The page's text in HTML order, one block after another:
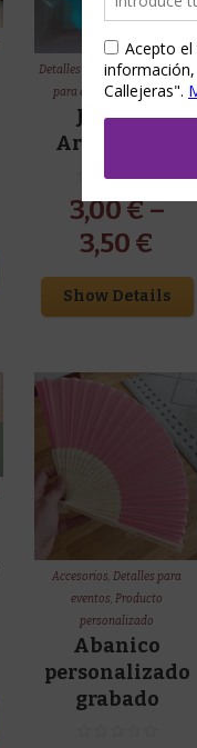
Detalles para eventos,Regalos
para él
Regalos para ella
Jabones
Artesanales
3,00€–
3,50 €
Show Details
Accesorios,Detalles para
eventos,Producto
personalizado
Abanico
personalizado
grabado